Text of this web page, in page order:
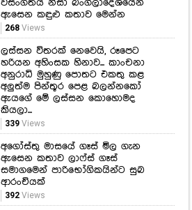
වසංගතය නිසා බංග්ලාදේශයෙන්
ඇසෙන කඳුළු කතාව මෙන්න
268Views
ලස්සන විතරක් නෙවෙයි, රූපෙට
හරියන අහිංසක හිනාව... කාංචනා
අනුරාධි මුහුණු පොතට එකතු කළ
අලුත්ම පින්තූර පෙළ බලන්නකෝ
ඇයගේ මේ ලස්සන කොහොමද
කියලා...
339Views
අගෝස්තු මාසයේ ගෑස් මිල ගැන
ඇසෙන කතාව ලාෆ්ස් ගෑස්
සමාගමෙන් පාරිභෝගිකයින්ට සුබ
ආරංචියක්
392Views